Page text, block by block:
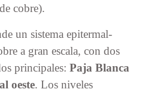
cobre).
un sistema epitermal-
a gran escala, con dos
principales: Paja Blanca
oeste. Los niveles